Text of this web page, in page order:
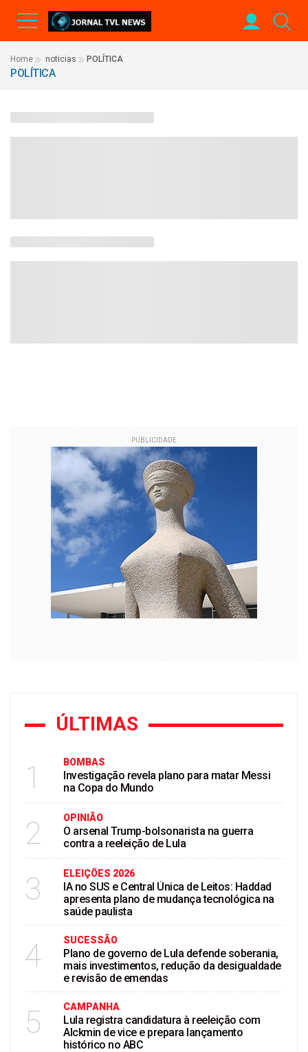
Home noticias POLÍTICA
POLÍTICA
PUBLICIDADE
ÚLTIMAS
1 BOMBAS
Investigação revela plano para matar Messi
na Copa do Mundo
2 OPINIÃO
O arsenal Trump-bolsonarista na guerra
contra a reeleição de Lula
3 ELEIÇÖES 2026
IA no SUS e Central Única de Leitos: Haddad
apresenta plano de mudança tecnológica na
saúde paulista
4 SUCESSÃO
Plano de governo de Lula defende soberania,
mais investimentos, redução da desigualdade
e revisão de emendas
5 CAMPANHA
Lula registra candidatura à reeleição com
Alckmin de vice e prepara lançamento
histórico no ABC